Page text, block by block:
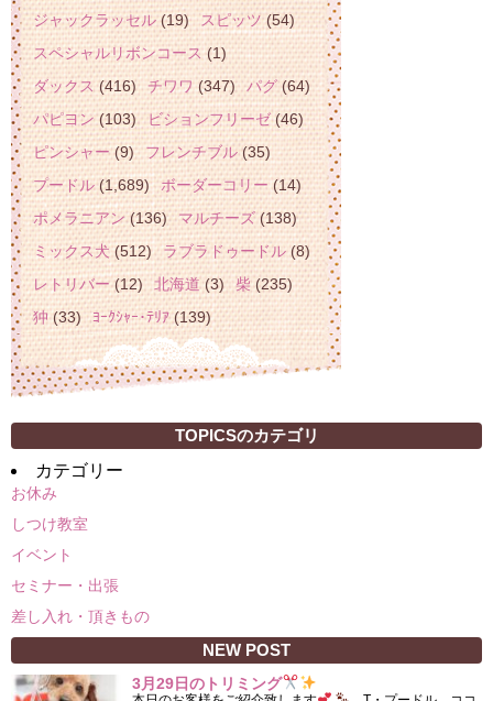
ジャックラッセル(19) スピッツ(54)
スペシャルリボンコース(1)
ダックス(416) チワワ(347) パグ(64)
パピヨン(103) ビションフリーゼ(46)
ピンシャー(9) フレンチブル(35)
プードル(1,689) ボーダーコリー(14)
ポメラニアン(136) マルチーズ(138)
ミックス犬(512) ラブラドゥードル(8)
レトリバー(12) 北海道(3) 柴(235)
狆(33) ﾖｰｸｼｬｰ･ﾃﾘｱ(139)
TOPICSのカテゴリ
カテゴリー
お休み
しつけ教室
イベント
セミナー・出張
差し入れ・頂きもの
NEW POST
3月29日のトリミング